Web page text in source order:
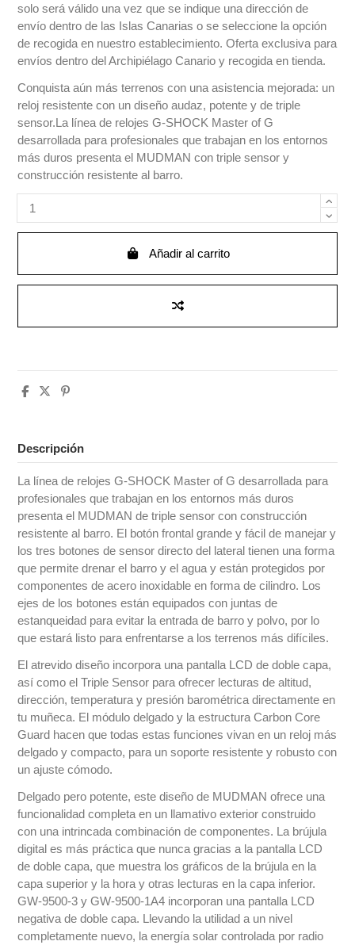
solo será válido una vez que se indique una dirección de
envío dentro de las Islas Canarias o se seleccione la opción
de recogida en nuestro establecimiento. Oferta exclusiva para
envíos dentro del Archipiélago Canario y recogida en tienda.
Conquista aún más terrenos con una asistencia mejorada: un
reloj resistente con un diseño audaz, potente y de triple
sensor.La línea de relojes G-SHOCK Master of G
desarrollada para profesionales que trabajan en los entornos
más duros presenta el MUDMAN con triple sensor y
construcción resistente al barro.
Añadir al carrito
Descripción
La línea de relojes G-SHOCK Master of G desarrollada para
profesionales que trabajan en los entornos más duros
presenta el MUDMAN de triple sensor con construcción
resistente al barro. El botón frontal grande y fácil de manejar y
los tres botones de sensor directo del lateral tienen una forma
que permite drenar el barro y el agua y están protegidos por
componentes de acero inoxidable en forma de cilindro. Los
ejes de los botones están equipados con juntas de
estanqueidad para evitar la entrada de barro y polvo, por lo
que estará listo para enfrentarse a los terrenos más difíciles.
El atrevido diseño incorpora una pantalla LCD de doble capa,
así como el Triple Sensor para ofrecer lecturas de altitud,
dirección, temperatura y presión barométrica directamente en
tu muñeca. El módulo delgado y la estructura Carbon Core
Guard hacen que todas estas funciones vivan en un reloj más
delgado y compacto, para un soporte resistente y robusto con
un ajuste cómodo.
Delgado pero potente, este diseño de MUDMAN ofrece una
funcionalidad completa en un llamativo exterior construido
con una intrincada combinación de componentes. La brújula
digital es más práctica que nunca gracias a la pantalla LCD
de doble capa, que muestra los gráficos de la brújula en la
capa superior y la hora y otras lecturas en la capa inferior.
GW-9500-3 y GW-9500-1A4 incorporan una pantalla LCD
negativa de doble capa. Llevando la utilidad a un nivel
completamente nuevo, la energía solar controlada por radio